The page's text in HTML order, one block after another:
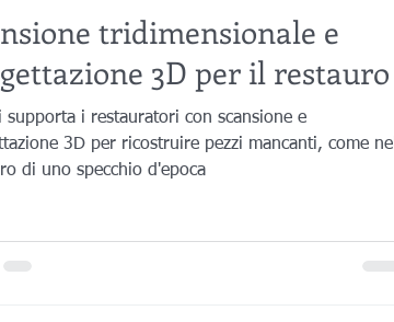
3D Belle Arti
tridimensionale e
3D per il restauro
supporta i restauratori con scansione e
3D per ricostruire pezzi mancanti, come nel
di uno specchio d'epoca